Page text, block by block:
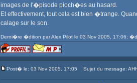
images de l'�pisode pioch�es au hasard.
Et effectivement, tout cela est bien �trange.
calage sur le son.
Derni�re �dition par Alex Pilot le 03 Nov 2005, 17:06;
Post� le: 03 Nov 2005, 17:05 Sujet du message: